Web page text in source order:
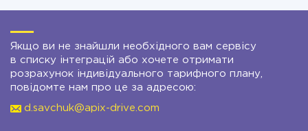
Якщо ви не знайшли необхідного вам сервісу
в списку інтеграцій або хочете отримати
розрахунок індивідуального тарифного плану,
повідомте нам про це за адресою:
d.savchuk@apix-drive.com